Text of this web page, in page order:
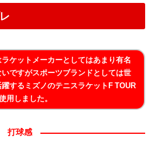
ラケットメーカーとしてはあまり有名
いですがスポーツブランドとしては世
躍するミズノのテニスラケットF TOUR
用しました。
打球感